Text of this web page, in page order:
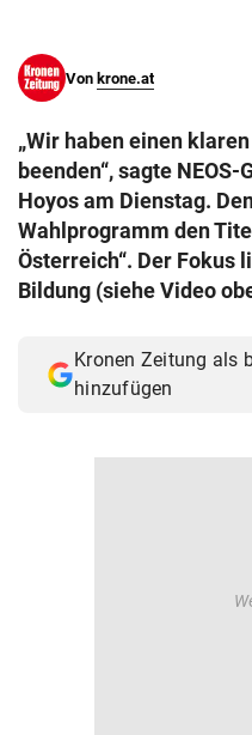
Von krone.at
„Wir haben einen
beenden“, sagte
Hoyos am Dienstag.
Wahlprogramm den
Österreich“. Der Fokus
Bildung (siehe Video
Kronen Zeitung als
hinzufügen